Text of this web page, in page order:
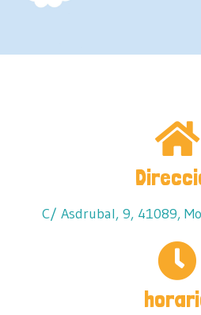
C/ Asdrubal, 9, 41089,